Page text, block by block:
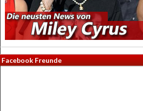
Facebook Freunde